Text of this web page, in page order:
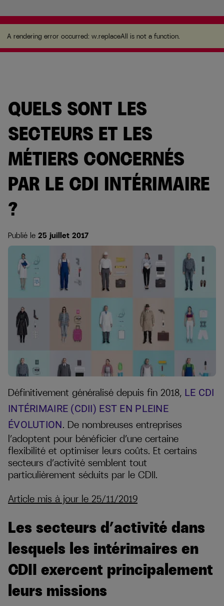
A rendering error occurred:w.replaceAll is not a
function.
A rendering error occurred: w.replaceAll is not a function.
QUELS SONT LES
SECTEURS ET LES
MÉTIERS CONCERNÉS
PAR LE CDI INTÉRIMAIRE
?
Publié le 25 juillet 2017
Définitivement généralisé depuis fin 2018, LE CDI
INTÉRIMAIRE (CDII) EST EN PLEINE
ÉVOLUTION. De nombreuses entreprises
l’adoptent pour bénéficier d’une certaine
flexibilité et optimiser leurs coûts. Et certains
secteurs d’activité semblent tout
particulièrement séduits par le CDII.
Article mis à jour le 25/11/2019
Les secteurs d’activité dans
lesquels les intérimaires en
CDII exercent principalement
leurs missions